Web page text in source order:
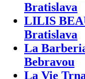
Bratislava
LILIS
Bratislava
La
Bebravou
La Vie